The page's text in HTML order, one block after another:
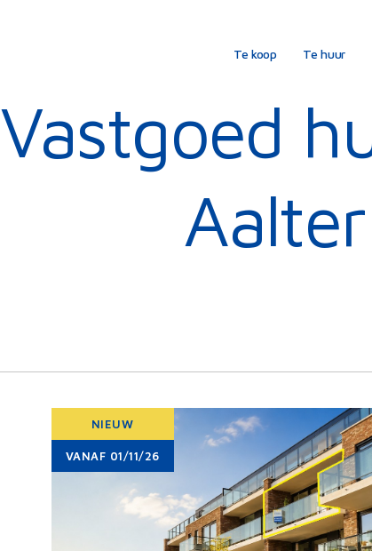
Te koop Te huur
Vastgoed
Aalter
NIEUW
VANAF 01/11/26